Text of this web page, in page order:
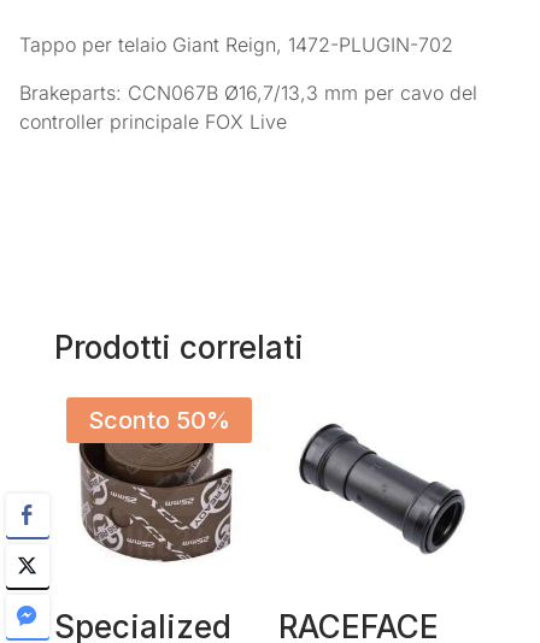
Tappo per telaio Giant Reign, 1472-PLUGIN-702
Brakeparts: CCN067B Ø16,7/13,3 mm per cavo del
controller principale FOX Live
Prodotti correlati
Sconto 50%
Specialized RACEFACE